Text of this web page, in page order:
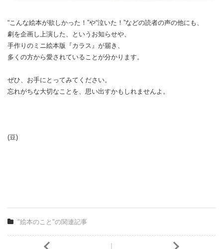
“こんな絵本が欲しかった！”や“泣いた！”などの読者の声の他にも、
劇を企画し上演した、というお知らせや、
手作りのミニ絵本版『カラス』が届き、
多くの方から愛されていることが分かります。
ぜひ、お手にとってみてください。
忘れがちな大切なことを、思い出すかもしれませんよ。
(豆)
"絵本のこと"の関連記事